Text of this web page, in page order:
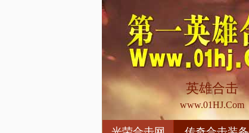
英雄合击
www.01HJ.Com